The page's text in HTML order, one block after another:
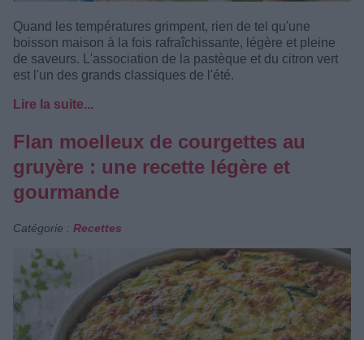
Quand les températures grimpent, rien de tel qu'une
boisson maison à la fois rafraîchissante, légère et pleine
de saveurs. L'association de la pastèque et du citron vert
est l'un des grands classiques de l'été.
Lire la suite...
Flan moelleux de courgettes au
gruyère : une recette légère et
gourmande
Catégorie : Recettes